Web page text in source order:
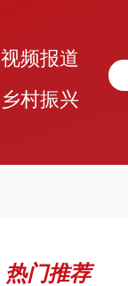
视频报道
乡村振兴
热门推荐